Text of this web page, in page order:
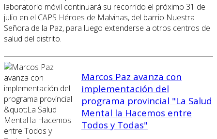
laboratorio móvil continuará su recorrido el próximo 31 de
julio en el CAPS Héroes de Malvinas, del barrio Nuestra
Señora de la Paz, para luego extenderse a otros centros de
salud del distrito.
Marcos Paz avanza con
implementación del
programa provincial "La Salud
Mental la Hacemos entre
Todos y Todas"